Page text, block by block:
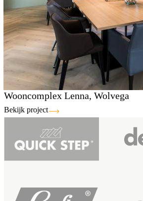
Wooncomplex Lenna, Wolvega
Bekijk project